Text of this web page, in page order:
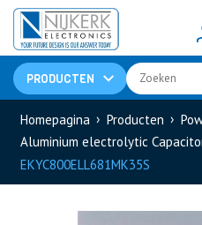
PRODUCTEN
Resistors(781)
Shunt Resistor
Homepagina Producten
Aluminium electrolytic
EKYC800ELL681MK35S